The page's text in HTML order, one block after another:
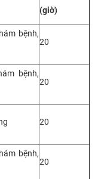
(giờ)
bệnh,
20
bệnh,
20
20
bệnh,
20